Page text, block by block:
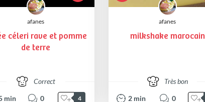
afanes
céleri rave et pomme
de terre
Correct
min 0 4
afanes
milkshake marocain
Très bon
2 min 0